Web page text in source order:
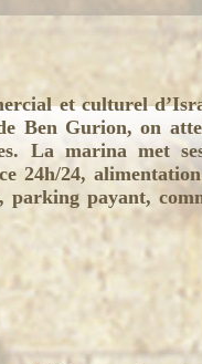
et culturel
Ben Gurion, on
La marina met
24h/24,
parking payant,